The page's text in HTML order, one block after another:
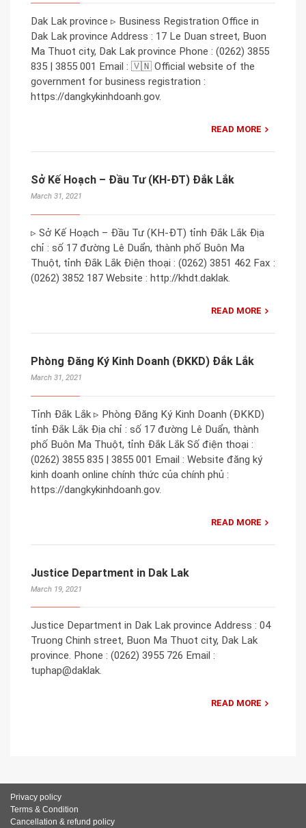
Dak Lak province ▹ Business Registration Office in
Dak Lak province Address : 17 Le Duan street, Buon
Ma Thuot city, Dak Lak province Phone : (0262) 3855
835 | 3855 001 Email : 🇻🇳 Official website of the
government for business registration :
https://dangkykinhdoanh.gov.
READ MORE
Sở Kế Hoạch – Đầu Tư (KH-ĐT) Đắk Lắk
March 31, 2021
▹ Sở Kế Hoạch – Đầu Tư (KH-ĐT) tỉnh Đắk Lắk Địa
chỉ : số 17 đường Lê Duẩn, thành phố Buôn Ma
Thuột, tỉnh Đắk Lắk Điện thoại : (0262) 3851 462 Fax :
(0262) 3852 187 Website : http://khdt.daklak.
READ MORE
Phòng Đăng Ký Kinh Doanh (ĐKKD) Đắk Lắk
March 31, 2021
Tỉnh Đắk Lắk ▹ Phòng Đăng Ký Kinh Doanh (ĐKKD)
tỉnh Đắk Lắk Địa chỉ : số 17 đường Lê Duẩn, thành
phố Buôn Ma Thuột, tỉnh Đắk Lắk Số điện thoại :
(0262) 3855 835 | 3855 001 Email : Website đăng ký
kinh doanh online chính thức của chính phủ :
https://dangkykinhdoanh.gov.
READ MORE
Justice Department in Dak Lak
March 19, 2021
Justice Department in Dak Lak province Address : 04
Truong Chinh street, Buon Ma Thuot city, Dak Lak
province. Phone : (0262) 3955 726 Email :
tuphap@daklak.
READ MORE
Privacy policy
Terms & Condition
Cancellation & refund policy